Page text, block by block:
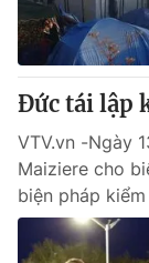
Đức tái lập
VTV.vn -Ngày
Maiziere cho
biện pháp